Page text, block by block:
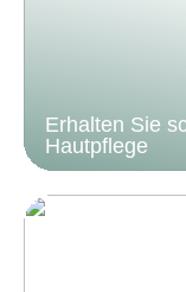
Erhalten Sie
Hautpflege